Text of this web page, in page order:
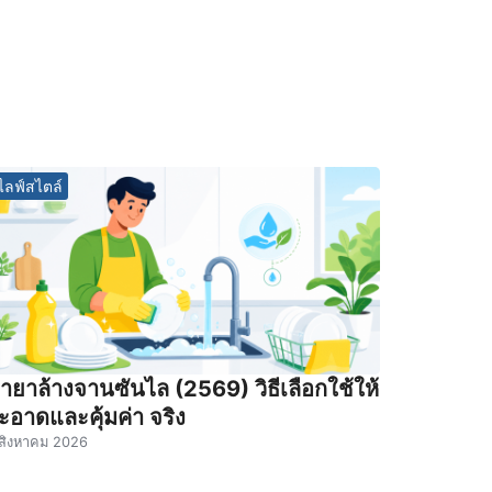
ลฟ์สไตล์
ยาล้างจานซันไล (2569) วิธีเลือกใช้ให้
อาดและคุ้มค่า จริง
งหาคม 2026